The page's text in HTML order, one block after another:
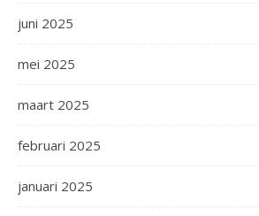
juni 2025
mei 2025
maart 2025
februari 2025
januari 2025